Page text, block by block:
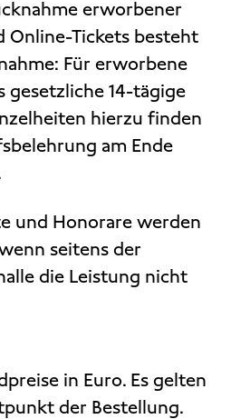
erworbener
Tickets besteht
Für erworbene
gesetzliche 14-tägige
hierzu finden
am Ende
und Honorare werden
seitens der
die Leistung nicht
in Euro. Es gelten
der Bestellung.